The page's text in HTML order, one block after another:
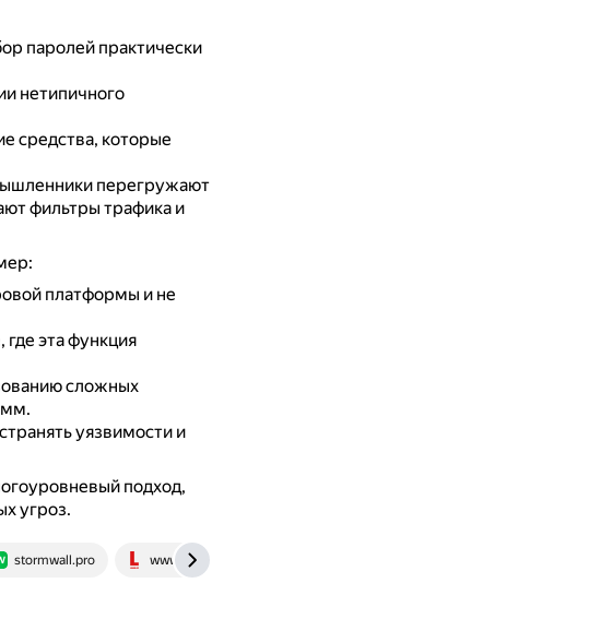
паролей практически
нетипичного
средства, которые
перегружают
фильтры трафика и
платформы и не
эта функция
сложных
уязвимости и
подход,
угроз.
stormwall.pro www.lada.kz